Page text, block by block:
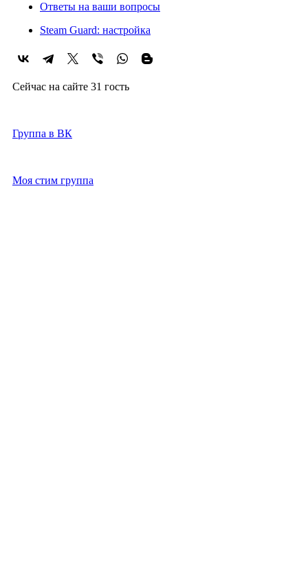
Ответы на ваши вопросы
Steam Guard: настройка
Сейчас на сайте 31 гость
Группа в ВК
Моя стим группа